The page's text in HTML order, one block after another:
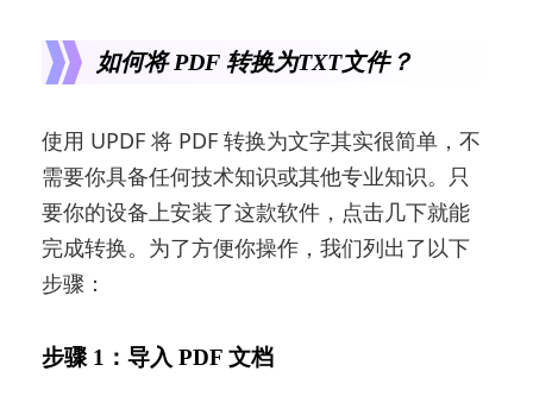
如何将 PDF 转换为TXT文件？
使用 UPDF 将 PDF 转换为文字其实很简单，不
需要你具备任何技术知识或其他专业知识。只
要你的设备上安装了这款软件，点击几下就能
完成转换。为了方便你操作，我们列出了以下
步骤：
步骤 1：导入 PDF 文档